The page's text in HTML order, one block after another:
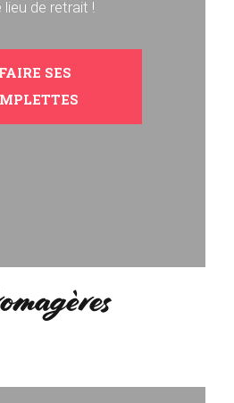
lieu de retrait !
FAIRE SES